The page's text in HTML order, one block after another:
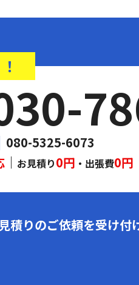
080-5325-6073
｜ お見積り0円 ・出張費0円
積りのご依頼を受け付